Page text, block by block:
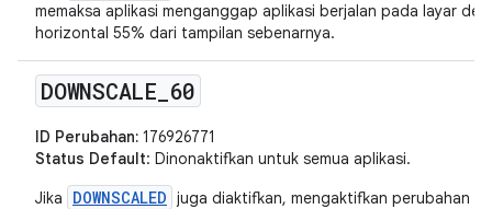
memaksa aplikasi menganggap aplikasi berjalan pada layar
horizontal 55% dari tampilan sebenarnya.
DOWNSCALE 60
ID Perubahan: 176926771
Status Default: Dinonaktifkan untuk semua aplikasi.
Jika
DOWNSCALED juga diaktifkan, mengaktifkan perubahan